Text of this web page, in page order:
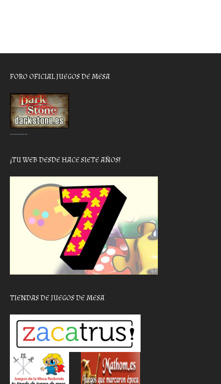
FORO OFICIAL JUEGOS DE MESA
………..
¡TU WEB DESDE HACE SIETE AÑOS!
TIENDAS DE JUEGOS DE MESA